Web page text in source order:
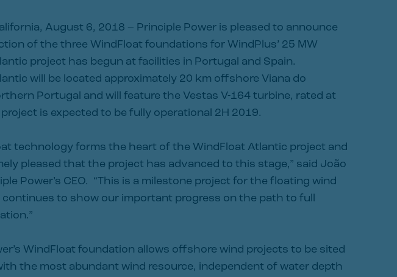
August 6, 2018 – Principle Power is pleased to announce
of the three WindFloat foundations for WindPlus’ 25 MW
project has begun at facilities in Portugal and Spain.
will be located approximately 20 km offshore Viana do
Portugal and will feature the Vestas V-164 turbine, rated at
is expected to be fully operational 2H 2019.
technology forms the heart of the WindFloat Atlantic project and
pleased that the project has advanced to this stage,” said João
Power’s CEO. “This is a milestone project for the floating wind
to show our important progress on the path to full
WindFloat foundation allows offshore wind projects to be sited
the most abundant wind resource, independent of water depth